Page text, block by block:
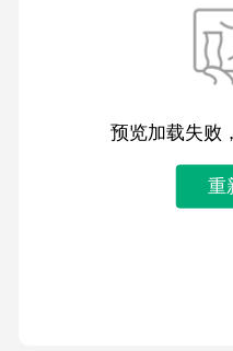
预览加载失败
重